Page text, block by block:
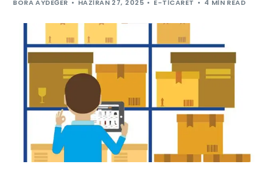
BORA AYDEĞER HAZIRAN 27, 2025 E-TICARET 4 MIN READ